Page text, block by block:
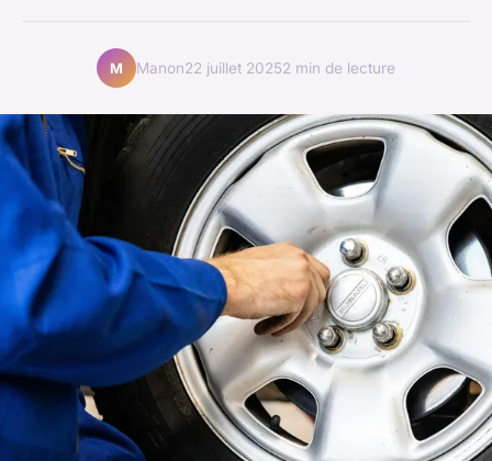
M Manon22 juillet 20252 min de lecture